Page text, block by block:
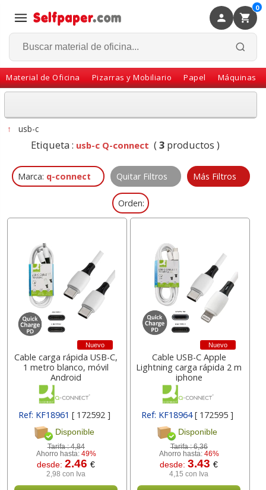
0
Material de Oficina Pizarras y Mobiliario Papel Máquinas
Volver
↑ usb-c
Etiqueta : usb-c Q-connect (3 productos )
Marca: q-connect Quitar Filtros Más Filtros
Orden:
Nuevo
Cable carga rápida USB-C,
1 metro blanco, móvil
Android
Ref: KF18961 [ 172592 ]
Disponible
Tarifa :4,84
Ahorro hasta: 49%
desde:2.46€
2,98 con Iva
Nuevo
Cable USB-C Apple
Lightning carga rápida 2 m
iphone
Ref: KF18964[ 172595 ]
Disponible
Tarifa :6,36
Ahorro hasta: 46%
desde:3.43€
4,15 con Iva